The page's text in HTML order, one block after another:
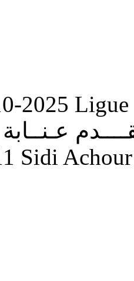
© 2010-
AADL W11